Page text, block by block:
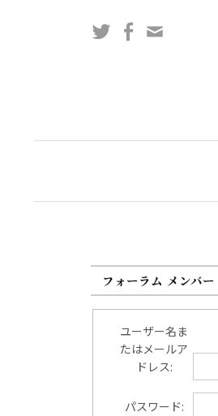
ス
TwitterFacebook
フォーラム メンバー
ユーザー名ま
たはメールア
ドレス:
パスワード: